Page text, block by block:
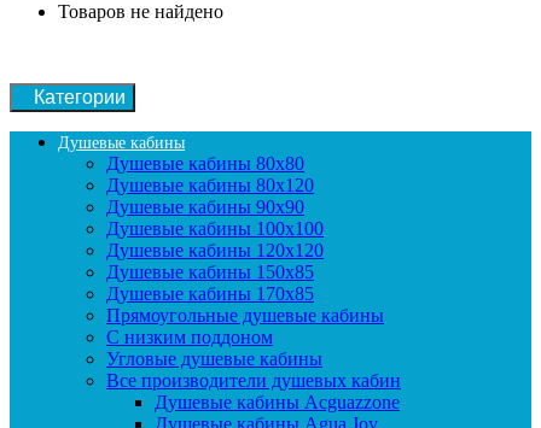
Товаров не найдено
Категории
Душевые кабины
Душевые кабины 80x80
Душевые кабины 80x120
Душевые кабины 90х90
Душевые кабины 100x100
Душевые кабины 120x120
Душевые кабины 150x85
Душевые кабины 170x85
Прямоугольные душевые кабины
С низким поддоном
Угловые душевые кабины
Все производители душевых кабин
Душевые кабины Acguazzone
Душевые кабины Agua Joy